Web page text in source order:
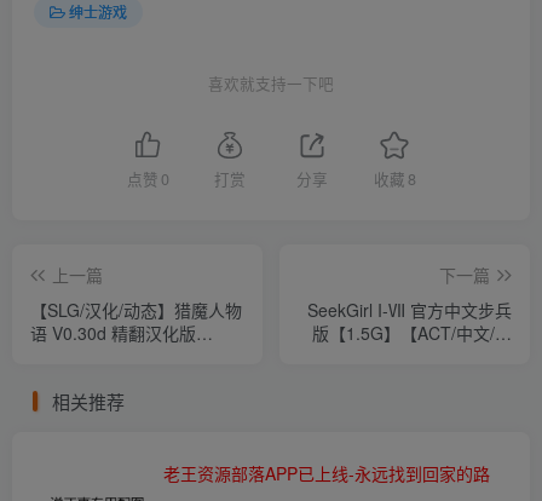
绅士游戏
喜欢就支持一下吧
点赞 0 打赏 分享 收藏 8
上一篇
【SLG/汉化/动态】猎魔人物
语 V0.30d 精翻汉化版
下一篇
SeekGirl I-Ⅶ 官方中文步兵
版【1.5G】【ACT/中文/全
相关推荐
老王资源部落APP已上线-永远找到回家的路